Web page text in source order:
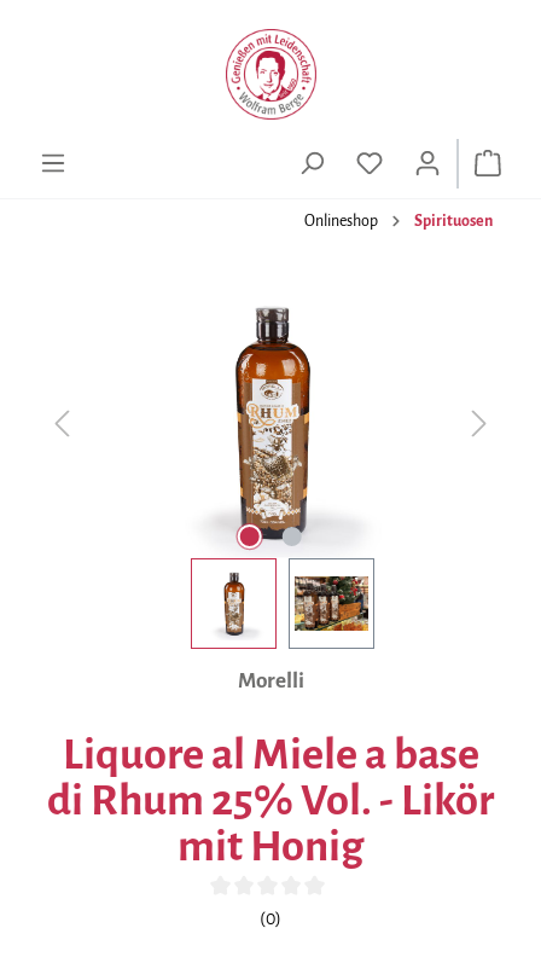
Onlineshop Spirituosen
Morelli
Liquore al Miele a base
di Rhum 25% Vol. - Likör
mit Honig
Durchschnittliche Bewertung von 0 von 5 Sternen
(0)